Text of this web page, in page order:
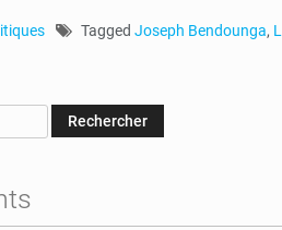
Tagged Joseph Bendounga,